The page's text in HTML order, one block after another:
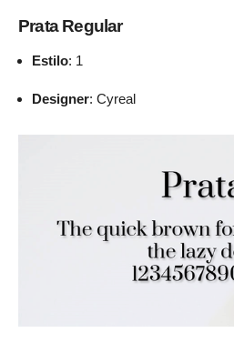
Prata Regular
Estilo: 1
Designer: Cyreal